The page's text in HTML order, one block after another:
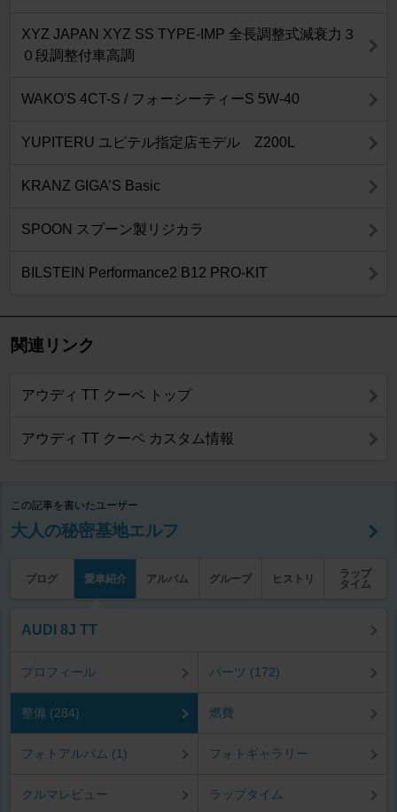
XYZ JAPAN XYZ SS TYPE-IMP 全長調整式減衰力３
０段調整付車高調
WAKO'S 4CT-S / フォーシーティーS 5W-40
YUPITERU ユピテル指定店モデル Z200L
KRANZ GIGA’S Basic
SPOON スプーン製リジカラ
BILSTEIN Performance2 B12 PRO-KIT
関連リンク
アウディ TT クーペ トップ
アウディ TT クーペ カスタム情報
この記事を書いたユーザー
大人の秘密基地エルフ
ブログ 愛車紹介 アルバム グループ ヒストリ
ラップ
タイム
AUDI 8J TT
プロフィール パーツ (172)
整備 (284) 燃費
フォトアルバム (1) フォトギャラリー
クルマレビュー ラップタイム